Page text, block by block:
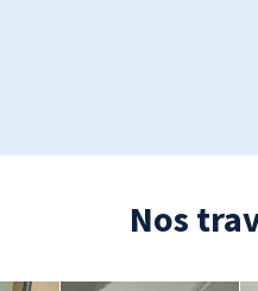
Nos